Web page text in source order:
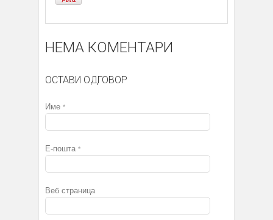
НЕМА КОМЕНТАРИ
ОСТАВИ ОДГОВОР
Име *
Е-пошта *
Веб страница